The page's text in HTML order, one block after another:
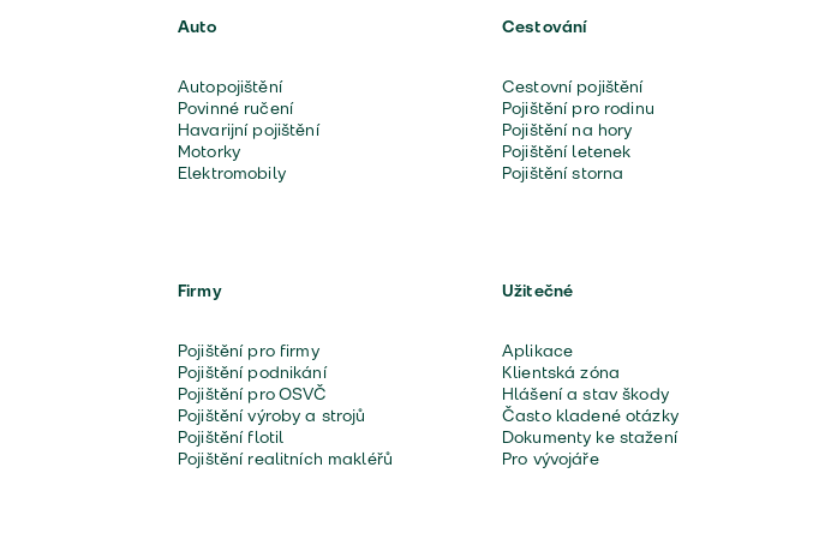
Auto
Autopojištění
Povinné ručení
Havarijní pojištění
Motorky
Elektromobily
Cestování
Cestovní pojištění
Pojištění pro rodinu
Pojištění na hory
Pojištění letenek
Pojištění storna
Firmy
Pojištění pro firmy
Pojištění podnikání
Pojištění pro OSVČ
Pojištění výroby a strojů
Pojištění flotil
Pojištění realitních makléřů
Užitečné
Aplikace
Klientská zóna
Hlášení a stav škody
Často kladené otázky
Dokumenty ke stažení
Pro vývojáře